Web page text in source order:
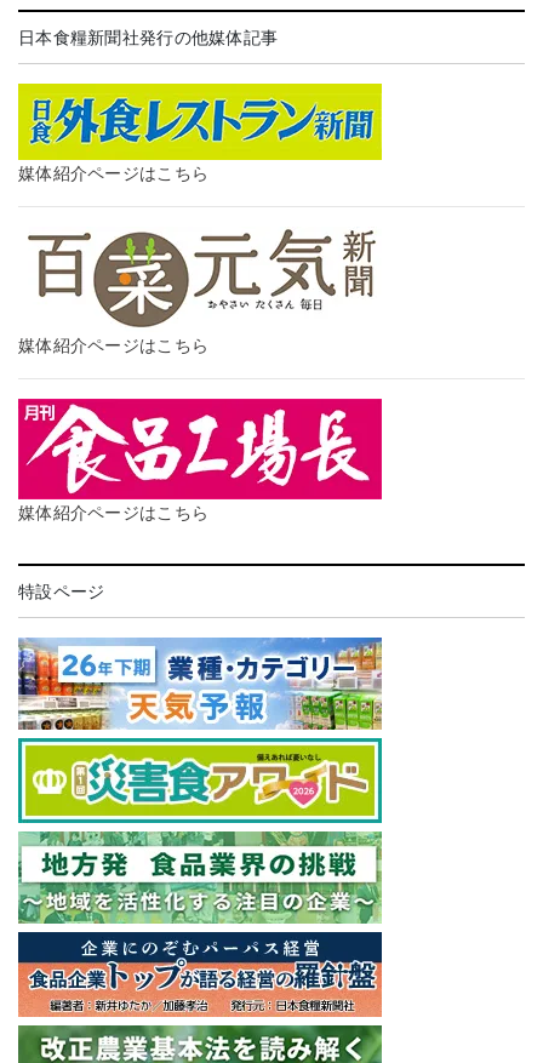
日本食糧新聞社発行の他媒体記事
媒体紹介ページはこちら
媒体紹介ページはこちら
媒体紹介ページはこちら
特設ページ